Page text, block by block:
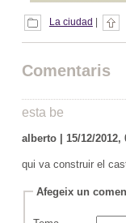
La ciudad |
Comentaris
esta be
alberto | 15/12/2012,
qui va construir el
Afegeix un